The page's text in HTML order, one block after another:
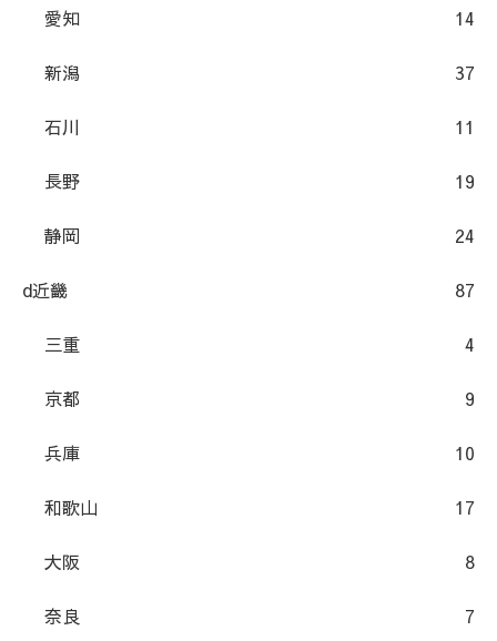
愛知 14
新潟 37
石川 11
長野 19
静岡 24
d近畿 87
三重 4
京都 9
兵庫 10
和歌山 17
大阪 8
奈良 7